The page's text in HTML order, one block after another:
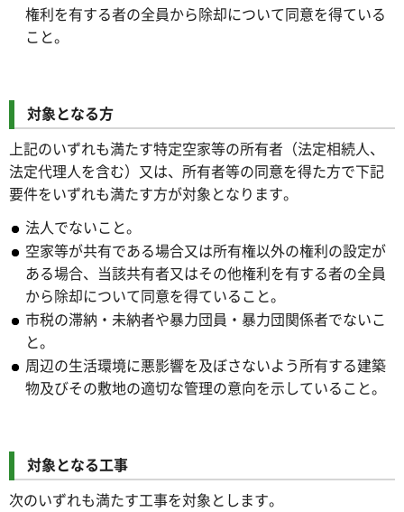
権利を有する者の全員から除却について同意を得ている
こと。
対象となる方
上記のいずれも満たす特定空家等の所有者（法定相続人、
法定代理人を含む）又は、所有者等の同意を得た方で下記
要件をいずれも満たす方が対象となります。
法人でないこと。
空家等が共有である場合又は所有権以外の権利の設定が
ある場合、当該共有者又はその他権利を有する者の全員
から除却について同意を得ていること。
市税の滞納・未納者や暴力団員・暴力団関係者でないこ
と。
周辺の生活環境に悪影響を及ぼさないよう所有する建築
物及びその敷地の適切な管理の意向を示していること。
対象となる工事
次のいずれも満たす工事を対象とします。